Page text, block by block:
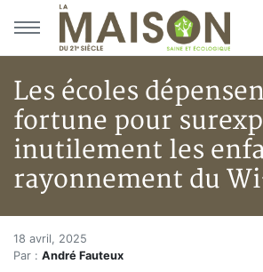
Aller au menu principal
Aller au contenu principal
Les écoles
fortune pour
inutilement les
rayonnement du
Accueil
Articles
Les écoles
18 avril, 2025
Par : André Fauteux